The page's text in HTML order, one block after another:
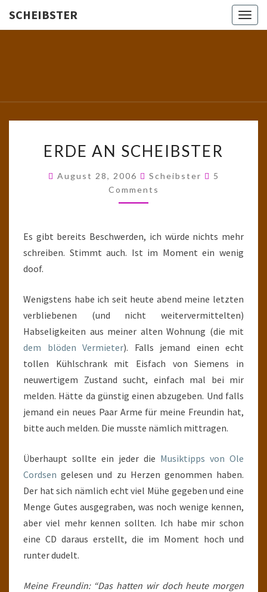
SCHEIBSTER
School!
AN
ERDE AN SCHEIBSTER
August 28, 2006 Scheibster Comments
5
Comments
Es gibt bereits Beschwerden, ich würde nichts mehr
schreiben. Stimmt auch. Ist im Moment ein wenig
doof.
Wenigstens habe ich seit heute abend meine letzten
verbliebenen (und nicht weitervermittelten)
Habseligkeiten aus meiner alten Wohnung (die mit
dem blöden Vermieter). Falls jemand einen echt
tollen Kühlschrank mit Eisfach von Siemens in
neuwertigem Zustand sucht, einfach mal bei mir
melden. Hätte da günstig einen abzugeben. Und falls
jemand ein neues Paar Arme für meine Freundin hat,
bitte auch melden. Die musste nämlich mittragen.
Überhaupt sollte ein jeder die Musiktipps von Ole
Cordsen gelesen und zu Herzen genommen haben.
Der hat sich nämlich echt viel Mühe gegeben und eine
Menge Gutes ausgegraben, was noch wenige kennen,
aber viel mehr kennen sollten. Ich habe mir schon
eine CD daraus erstellt, die im Moment hoch und
runter dudelt.
Meine Freundin: “Das hatten wir doch heute morgen